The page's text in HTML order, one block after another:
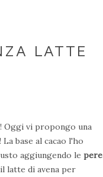
LATTE
Oggi vi propongo una
base al cacao l'ho
aggiungendo le pere
latte di avena per